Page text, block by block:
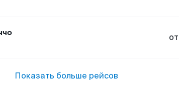
от
Показать больше рейсов